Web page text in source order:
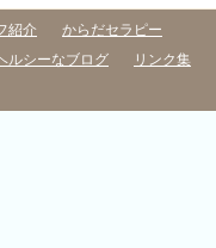
紹介
からだセラピー
ルシーなブログ
リンク集